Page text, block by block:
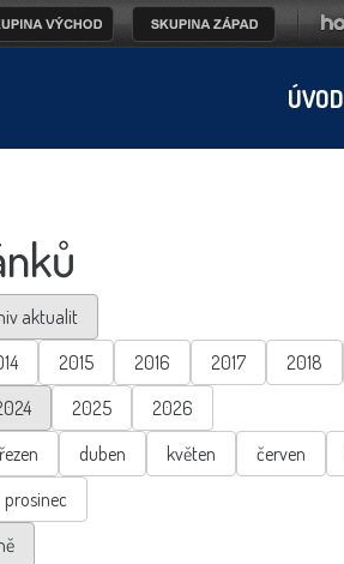
ÚVOD
aktualit
2015 2016 2017 2018
2025
2026
duben květen červen
prosinec